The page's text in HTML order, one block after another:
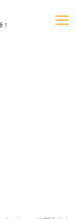
！